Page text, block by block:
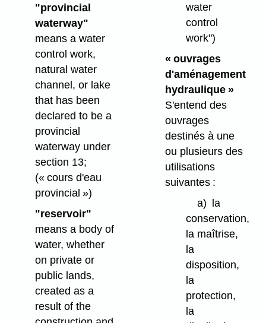
"provincial
waterway"
means a water
control work,
natural water
channel, or lake
that has been
declared to be a
provincial
waterway under
section 13;
(« cours d'eau
provincial »)
"reservoir"
means a body of
water, whether
on private or
public lands,
created as a
result of the
water
control
work")
« ouvrages
d'aménagement
hydraulique »
S'entend des
ouvrages
destinés à une
ou plusieurs des
utilisations
suivantes :
a) la
conservation,
la maîtrise,
la
disposition,
la
protection,
la